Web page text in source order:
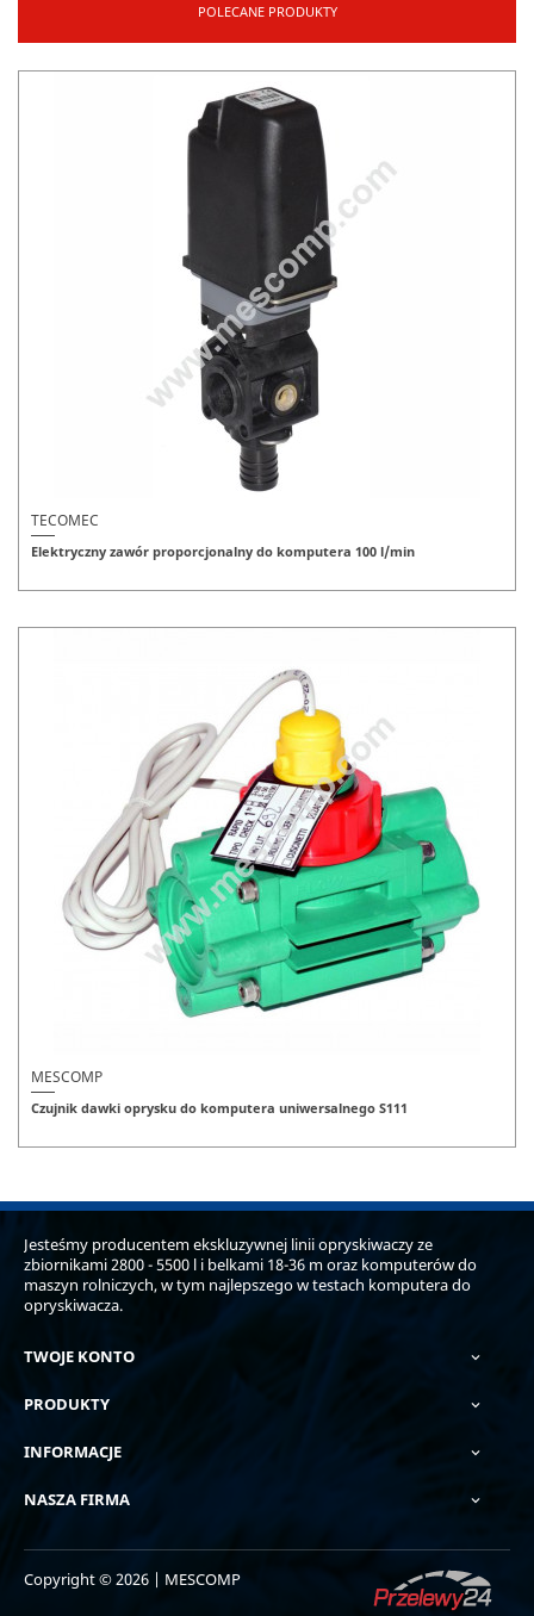
POLECANE PRODUKTY
TECOMEC
Elektryczny zawór proporcjonalny do komputera 100 l/min
MESCOMP
Czujnik dawki oprysku do komputera uniwersalnego S111
Jesteśmy producentem ekskluzywnej linii opryskiwaczy ze
zbiornikami 2800 - 5500 l i belkami 18-36 m oraz komputerów do
maszyn rolniczych, w tym najlepszego w testach komputera do
opryskiwacza.
TWOJE KONTO 
PRODUKTY 
INFORMACJE 
NASZA FIRMA 
Copyright © 2026 | MESCOMP